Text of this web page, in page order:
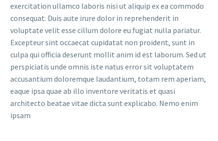
exercitation ullamco laboris nisi ut aliquip ex ea commodo
consequat. Duis aute irure dolor in reprehenderit in
voluptate velit esse cillum dolore eu fugiat nulla pariatur.
Excepteur sint occaecat cupidatat non proident, sunt in
culpa qui officia deserunt mollit anim id est laborum. Sed ut
perspiciatis unde omnis iste natus error sit voluptatem
accusantium doloremque laudantium, totam rem aperiam,
eaque ipsa quae ab illo inventore veritatis et quasi
architecto beatae vitae dicta sunt explicabo. Nemo enim
ipsam